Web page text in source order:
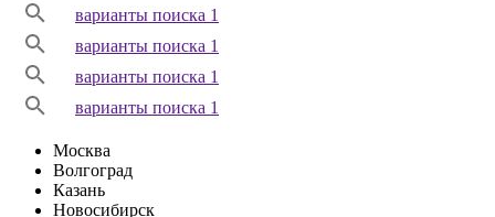
варианты поиска 1
варианты поиска 1
варианты поиска 1
варианты поиска 1
Москва
Волгоград
Казань
Новосибирск